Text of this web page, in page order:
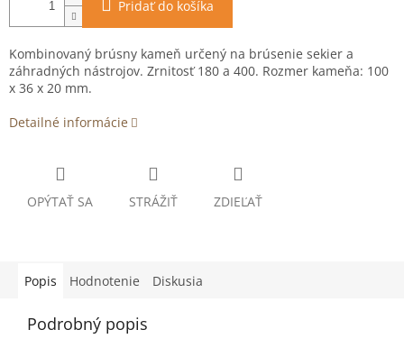
Pridať do košíka
Kombinovaný brúsny kameň určený na brúsenie sekier a
záhradných nástrojov. Zrnitosť 180 a 400. Rozmer kameňa: 100
x 36 x 20 mm.
Detailné informácie
OPÝTAŤ SA STRÁŽIŤ ZDIEĽAŤ
Popis Hodnotenie Diskusia
Podrobný popis